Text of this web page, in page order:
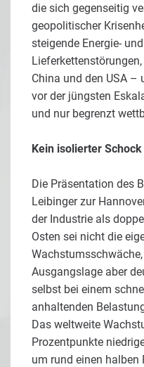
die sich gegenseitig
geopolitischer
steigende Energie-
China und den USA –
vor der jüngsten
und nur begrenzt
Kein isolierter Schock
Die Präsentation des
Leibinger zur
der Industrie als
Osten sei nicht die
Ausgangslage aber
selbst bei einem
anhaltenden
Das weltweite
Prozentpunkte
um rund einen